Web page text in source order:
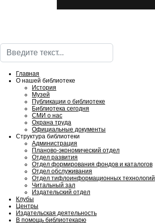
Поиск
Главная
О нашей библиотеке
История
Музей
Публикации о библиотеке
Библиотека сегодня
СМИ о нас
Охрана труда
Официальные документы
Структура библиотеки
Администрация
Планово-экономический отдел
Отдел развития
Отдел формирования фондов и каталогов
Отдел обслуживания
Отдел тифлоинформационных технологий
Читальный зал
Издательский отдел
Клубы
Центры
Издательская деятельность
В помощь библиотекарю